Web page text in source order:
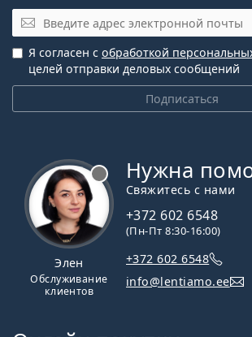
Электронная почта
Подписаться
Я согласен с обработкой
целей отправки деловых сообщений
Элен
Обслуживание
клиентов
Нужна
Свяжитесь с нами
+372 602 6548
(Пн-Пт 8:30-16:00)
+372 602 6548
info@lentiamo.ee